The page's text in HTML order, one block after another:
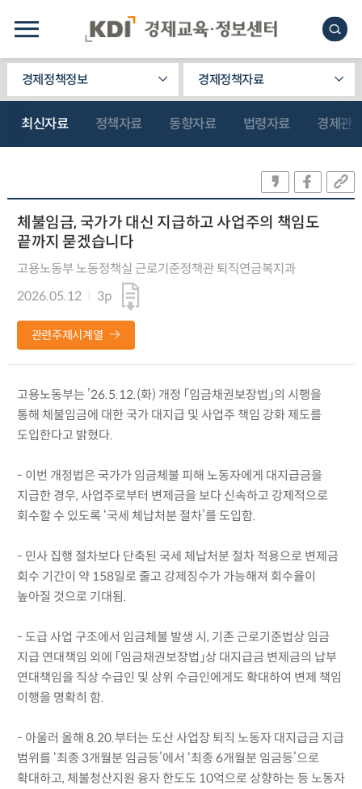
경제정책정보 경제정책자료
최신자료 정책자료 동향자료 법령자료 경제관
체불임금, 국가가 대신 지급하고 사업주의 책임도
끝까지 묻겠습니다
고용노동부 노동정책실 근로기준정책관 퇴직연금복지과
2026.05.12
3p
관련주제시계열
고용노동부는 ’26.5.12.(화) 개정 「임금채권보장법」의 시행을
통해 체불임금에 대한 국가 대지급 및 사업주 책임 강화 제도를
도입한다고 밝혔다.
- 이번 개정법은 국가가 임금체불 피해 노동자에게 대지급금을
지급한 경우, 사업주로부터 변제금을 보다 신속하고 강제적으로
회수할 수 있도록 ‘국세 체납처분 절차’를 도입함.
- 민사 집행 절차보다 단축된 국세 체납처분 절차 적용으로 변제금
회수 기간이 약 158일로 줄고 강제징수가 가능해져 회수율이
높아질 것으로 기대됨.
- 도급 사업 구조에서 임금체불 발생 시, 기존 근로기준법상 임금
지급 연대책임 외에 「임금채권보장법」상 대지급금 변제금의 납부
연대책임을 직상 수급인 및 상위 수급인에게도 확대하여 변제 책임
이행을 명확히 함.
- 아울러 올해 8.20.부터는 도산 사업장 퇴직 노동자 대지급금 지급
범위를 ‘최종 3개월분 임금등’에서 ‘최종 6개월분 임금등’으로
확대하고, 체불청산지원 융자 한도도 10억으로 상향하는 등 노동자